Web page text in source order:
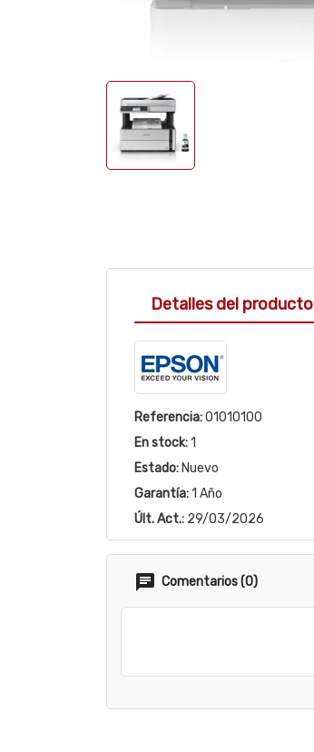
Detalles del producto
Referencia:01010100
En stock:1
Estado: Nuevo
Garantía:1 Año
Últ. Act.: 29/03/2026
Comentarios (0)